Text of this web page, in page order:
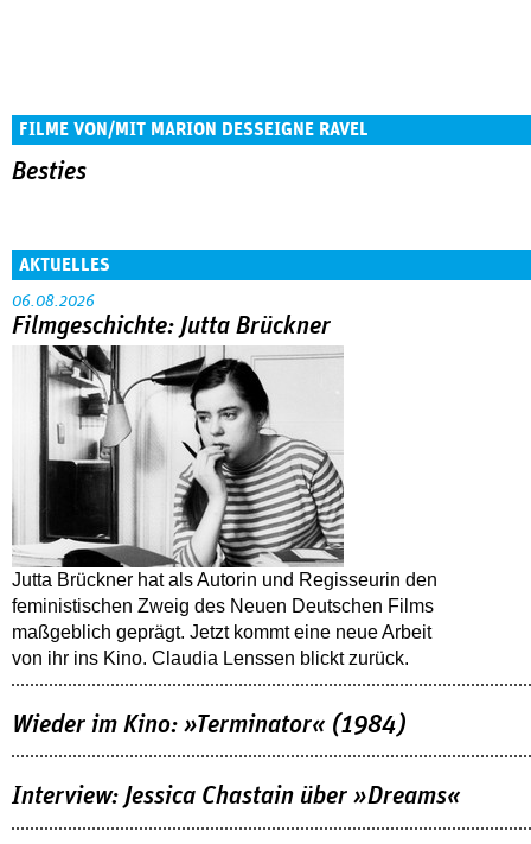
FILME VON/MIT MARION DESSEIGNE RAVEL
Besties
AKTUELLES
06.08.2026
Filmgeschichte: Jutta Brückner
Jutta Brückner hat als Autorin und Regisseurin den
feministischen Zweig des Neuen Deutschen Films
maßgeblich geprägt. Jetzt kommt eine neue Arbeit
von ihr ins Kino. Claudia Lenssen blickt zurück.
Wieder im Kino: »Terminator« (1984)
Interview: Jessica Chastain über »Dreams«